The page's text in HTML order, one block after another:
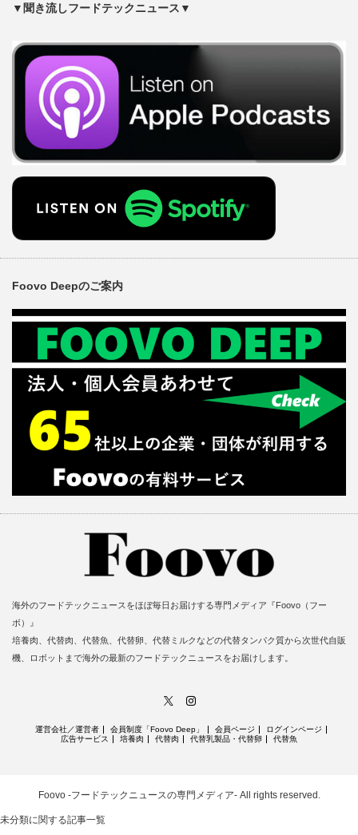
▼聞き流しフードテックニュース▼
Foovo Deepのご案内
海外のフードテックニュースをほぼ毎日お届けする専門メディア『Foovo（フー
ボ）』
培養肉、代替肉、代替魚、代替卵、代替ミルクなどの代替タンパク質から次世代自販
機、ロボットまで海外の最新のフードテックニュースをお届けします。
運営会社／運営者 会員制度「Foovo Deep」 会員ページ
ログインページ
広告サービス
培養肉 代替肉 代替乳製品・代替卵 代替魚
Foovo -フードテックニュースの専門メディア-All rights reserved.
未分類に関する記事一覧